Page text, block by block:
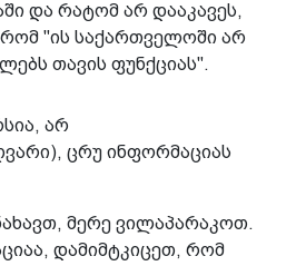
და რატომ არ დააკავეს,
რომ "ის საქართველოში არ
თავის ფუნქციას".
არ
ცრუ ინფორმაციას
მერე ვილაპარაკოთ.
დამიმტკიცეთ, რომ